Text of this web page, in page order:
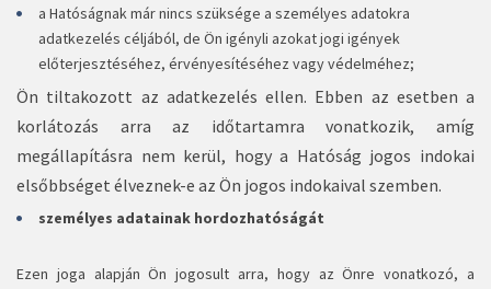
a Hatóságnak már nincs szüksége a személyes adatokra
adatkezelés céljából, de Ön igényli azokat jogi igények
előterjesztéséhez, érvényesítéséhez vagy védelméhez;
Ön tiltakozott az adatkezelés ellen. Ebben az esetben a
korlátozás arra az időtartamra vonatkozik, amíg
megállapításra nem kerül, hogy a Hatóság jogos indokai
elsőbbséget élveznek-e az Ön jogos indokaival szemben.
személyes adatainak hordozhatóságát
Ezen joga alapján Ön jogosult arra, hogy az Önre vonatkozó, a